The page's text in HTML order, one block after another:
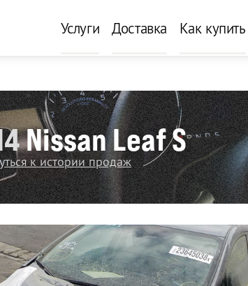
Услуги Доставка Как купить
Nissan Leaf S
к истории продаж